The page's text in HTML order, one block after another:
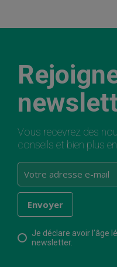
Vous recevrez des
conseils et bien plus
Je déclare avoir l’âge
newsletter.